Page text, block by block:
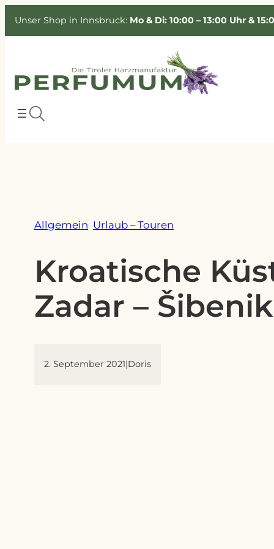
Unser Shop in Innsbruck: Mo & Di: 10:00 – 13:00 Uhr &
Allgemein Urlaub – Touren
Kroatische
Zadar – Šibenik
2. September 2021|Doris